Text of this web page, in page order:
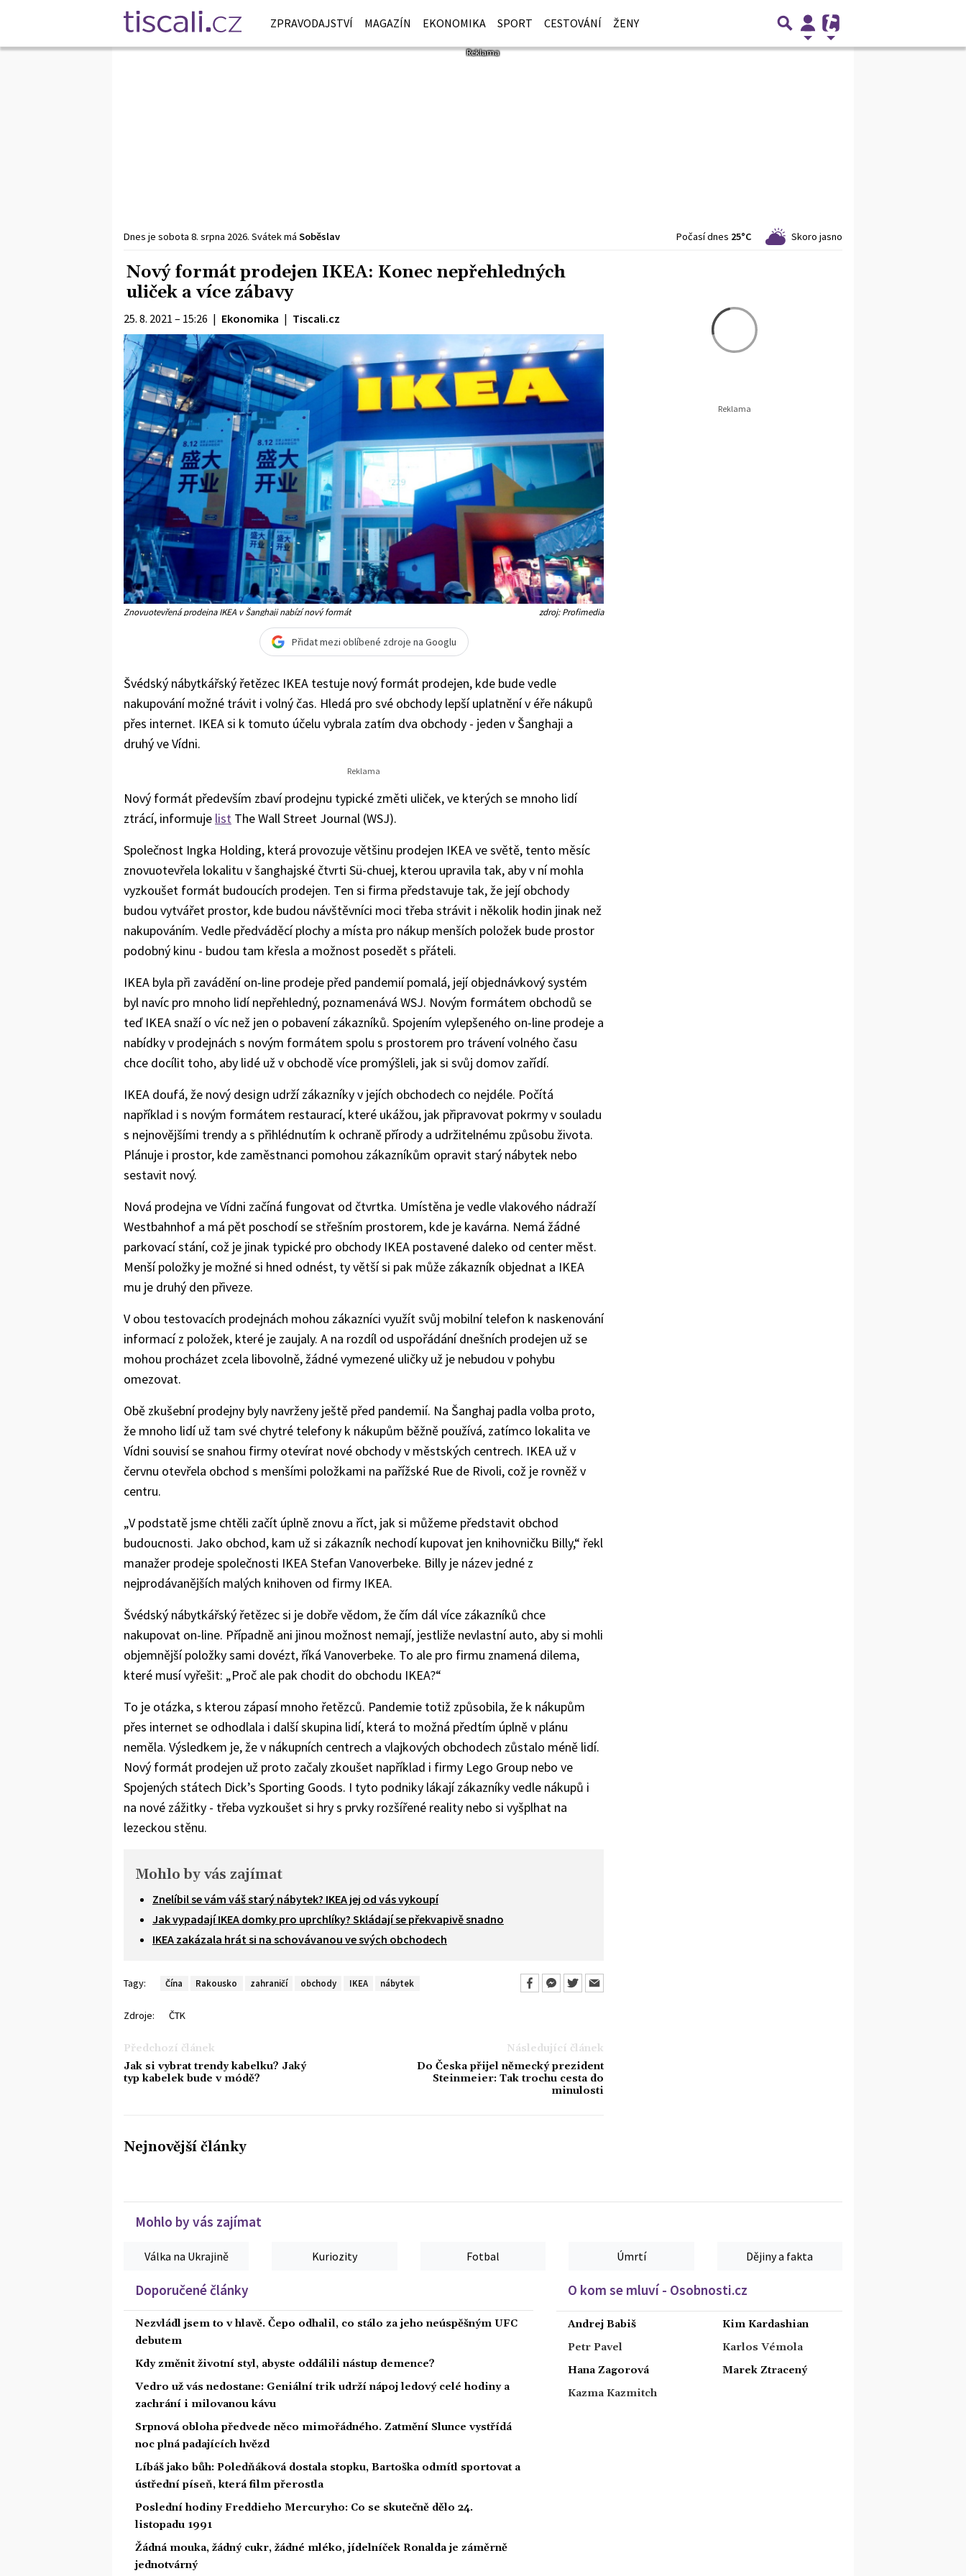
ZPRAVODAJSTVÍ MAGAZÍN EKONOMIKA SPORT CESTOVÁNÍ ŽENY
Dnes je sobota 8. srpna 2026. Svátek má Soběslav Počasí dnes 25°C Skoro jasno
Nový formát prodejen IKEA: Konec nepřehledných
uliček a více zábavy
25. 8. 2021 – 15:26 | Ekonomika | Tiscali.cz
Znovuotevřená prodejna IKEA v Šanghaji nabízí nový formát zdroj: Profimedia
Přidat mezi oblíbené zdroje na Googlu
Švédský nábytkářský řetězec IKEA testuje nový formát prodejen, kde bude vedle
nakupování možné trávit i volný čas. Hledá pro své obchody lepší uplatnění v éře nákupů
přes internet. IKEA si k tomuto účelu vybrala zatím dva obchody - jeden v Šanghaji a
druhý ve Vídni.
Nový formát především zbaví prodejnu typické změti uliček, ve kterých se mnoho lidí
ztrácí, informuje list The Wall Street Journal (WSJ).
Společnost Ingka Holding, která provozuje většinu prodejen IKEA ve světě, tento měsíc
znovuotevřela lokalitu v šanghajské čtvrti Sü-chuej, kterou upravila tak, aby v ní mohla
vyzkoušet formát budoucích prodejen. Ten si firma představuje tak, že její obchody
budou vytvářet prostor, kde budou návštěvníci moci třeba strávit i několik hodin jinak než
nakupováním. Vedle předváděcí plochy a místa pro nákup menších položek bude prostor
podobný kinu - budou tam křesla a možnost posedět s přáteli.
IKEA byla při zavádění on-line prodeje před pandemií pomalá, její objednávkový systém
byl navíc pro mnoho lidí nepřehledný, poznamenává WSJ. Novým formátem obchodů se
teď IKEA snaží o víc než jen o pobavení zákazníků. Spojením vylepšeného on-line prodeje a
nabídky v prodejnách s novým formátem spolu s prostorem pro trávení volného času
chce docílit toho, aby lidé už v obchodě více promýšleli, jak si svůj domov zařídí.
IKEA doufá, že nový design udrží zákazníky v jejích obchodech co nejdéle. Počítá
například i s novým formátem restaurací, které ukážou, jak připravovat pokrmy v souladu
s nejnovějšími trendy a s přihlédnutím k ochraně přírody a udržitelnému způsobu života.
Plánuje i prostor, kde zaměstnanci pomohou zákazníkům opravit starý nábytek nebo
sestavit nový.
Nová prodejna ve Vídni začíná fungovat od čtvrtka. Umístěna je vedle vlakového nádraží
Westbahnhof a má pět poschodí se střešním prostorem, kde je kavárna. Nemá žádné
parkovací stání, což je jinak typické pro obchody IKEA postavené daleko od center měst.
Menší položky je možné si hned odnést, ty větší si pak může zákazník objednat a IKEA
mu je druhý den přiveze.
V obou testovacích prodejnách mohou zákazníci využít svůj mobilní telefon k naskenování
informací z položek, které je zaujaly. A na rozdíl od uspořádání dnešních prodejen už se
mohou procházet zcela libovolně, žádné vymezené uličky už je nebudou v pohybu
omezovat.
Obě zkušební prodejny byly navrženy ještě před pandemií. Na Šanghaj padla volba proto,
že mnoho lidí už tam své chytré telefony k nákupům běžně používá, zatímco lokalita ve
Vídni souvisí se snahou firmy otevírat nové obchody v městských centrech. IKEA už v
červnu otevřela obchod s menšími položkami na pařížské Rue de Rivoli, což je rovněž v
centru.
„V podstatě jsme chtěli začít úplně znovu a říct, jak si můžeme představit obchod
budoucnosti. Jako obchod, kam už si zákazník nechodí kupovat jen knihovničku Billy,“ řekl
manažer prodeje společnosti IKEA Stefan Vanoverbeke. Billy je název jedné z
nejprodávanějších malých knihoven od firmy IKEA.
Švédský nábytkářský řetězec si je dobře vědom, že čím dál více zákazníků chce
nakupovat on-line. Případně ani jinou možnost nemají, jestliže nevlastní auto, aby si mohli
objemnější položky sami dovézt, říká Vanoverbeke. To ale pro firmu znamená dilema,
které musí vyřešit: „Proč ale pak chodit do obchodu IKEA?“
To je otázka, s kterou zápasí mnoho řetězců. Pandemie totiž způsobila, že k nákupům
přes internet se odhodlala i další skupina lidí, která to možná předtím úplně v plánu
neměla. Výsledkem je, že v nákupních centrech a vlajkových obchodech zůstalo méně lidí.
Nový formát prodejen už proto začaly zkoušet například i firmy Lego Group nebo ve
Spojených státech Dick’s Sporting Goods. I tyto podniky lákají zákazníky vedle nákupů i
na nové zážitky - třeba vyzkoušet si hry s prvky rozšířené reality nebo si vyšplhat na
lezeckou stěnu.
Mohlo by vás zajímat
Znelíbil se vám váš starý nábytek? IKEA jej od vás vykoupí
Jak vypadají IKEA domky pro uprchlíky? Skládají se překvapivě snadno
IKEA zakázala hrát si na schovávanou ve svých obchodech
Tagy: Čína Rakousko zahraničí obchody IKEA nábytek
Zdroje: ČTK
Předchozí článek
Jak si vybrat trendy kabelku? Jaký
typ kabelek bude v módě?
Následující článek
Do Česka přijel německý prezident
Steinmeier: Tak trochu cesta do
minulosti
Nejnovější články
Mohlo by vás zajímat
Válka na Ukrajině Kuriozity Fotbal Úmrtí Dějiny a fakta
Doporučené články
Nezvládl jsem to v hlavě. Čepo odhalil, co stálo za jeho neúspěšným UFC
debutem
Kdy změnit životní styl, abyste oddálili nástup demence?
Vedro už vás nedostane: Geniální trik udrží nápoj ledový celé hodiny a
zachrání i milovanou kávu
Srpnová obloha předvede něco mimořádného. Zatmění Slunce vystřídá
noc plná padajících hvězd
Líbáš jako bůh: Poledňáková dostala stopku, Bartoška odmítl sportovat a
ústřední píseň, která film přerostla
Poslední hodiny Freddieho Mercuryho: Co se skutečně dělo 24.
listopadu 1991
Žádná mouka, žádný cukr, žádné mléko, jídelníček Ronalda je záměrně
jednotvárný
O kom se mluví - Osobnosti.cz
Andrej Babiš
Petr Pavel
Hana Zagorová
Kazma Kazmitch
Kim Kardashian
Karlos Vémola
Marek Ztracený